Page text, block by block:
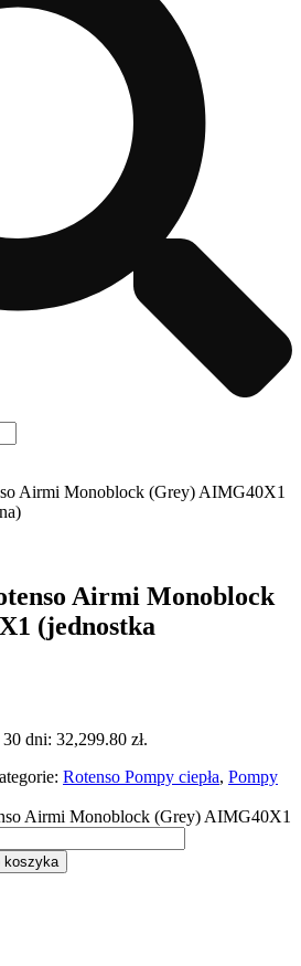
Airmi Monoblock (Grey) AIMG40X1
Airmi Monoblock
(jednostka
30 dni: 32,299.80 zł.
Rotenso Pompy ciepła, Pompy
Airmi Monoblock (Grey) AIMG40X1
koszyka